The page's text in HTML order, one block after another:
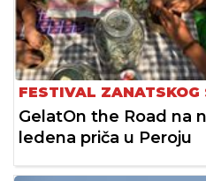
FESTIVAL ZANATSKOG
GelatOn the Road na
ledena priča u Peroju